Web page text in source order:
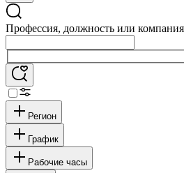
Профессия, должность или компания
Регион
График
Рабочие часы